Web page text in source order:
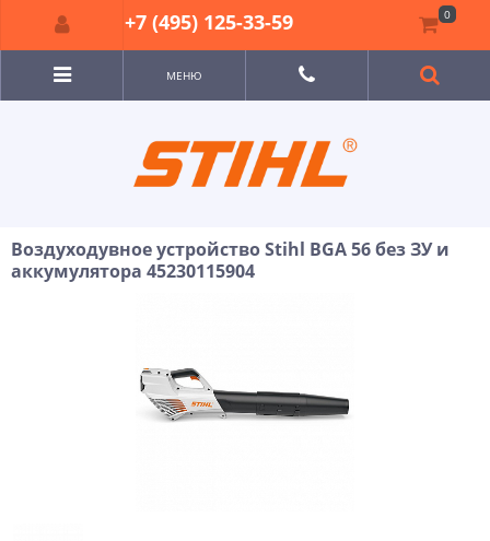
МЕНЮ
Воздуходувное устройство Stihl BGA 56 без ЗУ и
аккумулятора 45230115904
+7 (495) 125-33-59 0